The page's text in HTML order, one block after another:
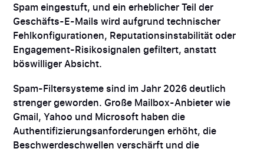
Spam eingestuft, und ein erheblicher Teil der
Geschäfts-E-Mails wird aufgrund technischer
Fehlkonfigurationen, Reputationsinstabilität oder
Engagement-Risikosignalen gefiltert, anstatt
böswilliger Absicht.
Spam-Filtersysteme sind im Jahr 2026 deutlich
strenger geworden. Große Mailbox-Anbieter wie
Gmail, Yahoo und Microsoft haben die
Authentifizierungsanforderungen erhöht, die
Beschwerdeschwellen verschärft und die